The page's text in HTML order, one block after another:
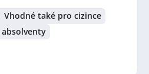
Vhodné také pro cizince